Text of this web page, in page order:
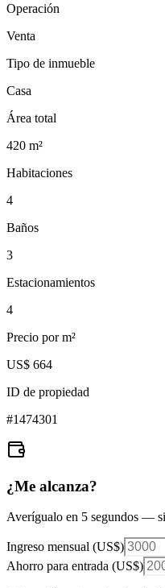
Operación
Venta
Tipo de inmueble
Casa
Área total
420 m²
Habitaciones
4
Baños
3
Estacionamientos
4
Precio por m²
US$ 664
ID de propiedad
#1474301
¿Me alcanza?
Averígualo en 5 segundos —
Ingreso mensual (US$)
Ahorro para entrada (US$)